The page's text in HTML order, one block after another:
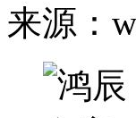
来源：